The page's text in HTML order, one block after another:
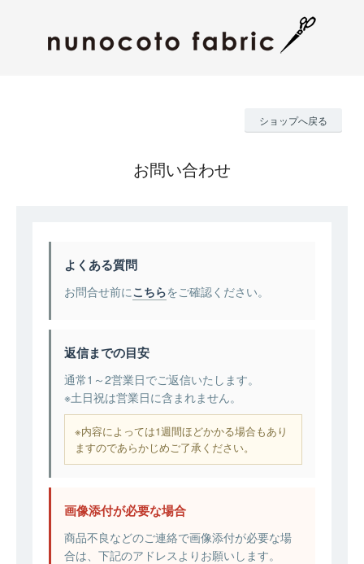
ショップへ戻る
お問い合わせ
よくある質問
お問合せ前にこちらをご確認ください。
返信までの目安
通常1～2営業日でご返信いたします。
※土日祝は営業日に含まれません。
※内容によっては1週間ほどかかる場合もあり
ますのであらかじめご了承ください。
画像添付が必要な場合
商品不良などのご連絡で画像添付が必要な場
合は、下記のアドレスよりお願いします。